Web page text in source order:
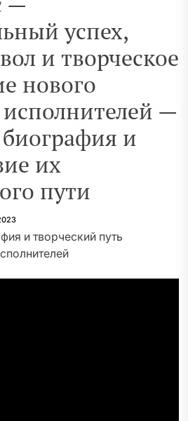
успех,
и творческое
нового
—
и
их
пути